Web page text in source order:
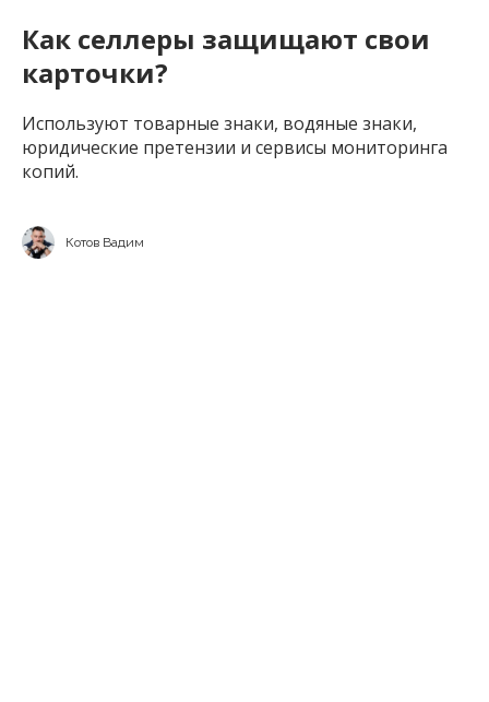
Как селлеры защищают свои
карточки?
Используют товарные знаки, водяные знаки,
юридические претензии и сервисы мониторинга
копий.
Котов Вадим